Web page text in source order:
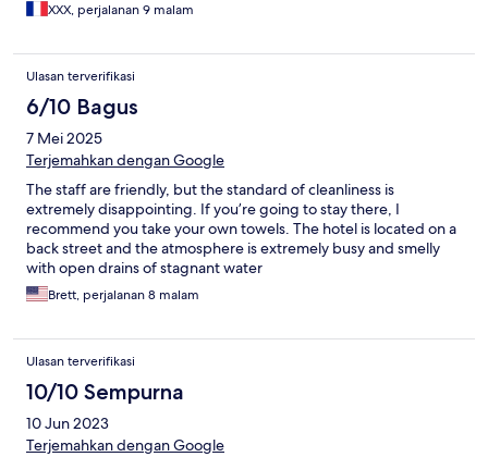
XXX, perjalanan 9 malam
Ulasan terverifikasi
6/10 Bagus
7 Mei 2025
Terjemahkan dengan Google
The staff are friendly, but the standard of cleanliness is
extremely disappointing. If you’re going to stay there, I
recommend you take your own towels. The hotel is located on a
back street and the atmosphere is extremely busy and smelly
with open drains of stagnant water
Brett, perjalanan 8 malam
Ulasan terverifikasi
10/10 Sempurna
10 Jun 2023
Terjemahkan dengan Google